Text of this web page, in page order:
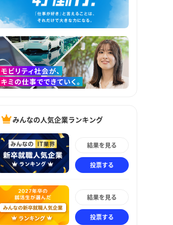
みんなの人気企業ランキング
結果を見る
投票する
結果を見る
投票する